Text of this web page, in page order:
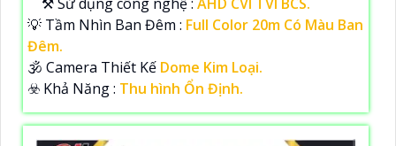
💡 Tầm Nhìn Ban Đêm : Full Color 20m Có Màu Ban
Đêm.
🕉️ Camera Thiết Kế Dome Kim Loại.
️☣️ Khả Năng : Thu hình Ổn Định.